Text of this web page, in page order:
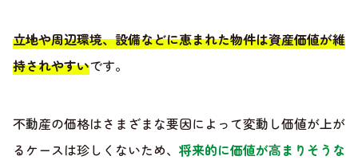
立地や周辺環境、設備などに恵まれた物件は資産価値が維
持されやすいです。
不動産の価格はさまざまな要因によって変動し価値が上が
るケースは珍しくないため、 将来的に価値が高まりそうな